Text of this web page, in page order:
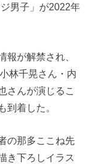
男子」が2022年
報が解禁され、
林千晃さん・内
さんが演じるこ
到着した。
の那多ここね先
き下ろしイラス